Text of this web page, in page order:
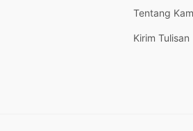
Tentang
Kirim Tulisan